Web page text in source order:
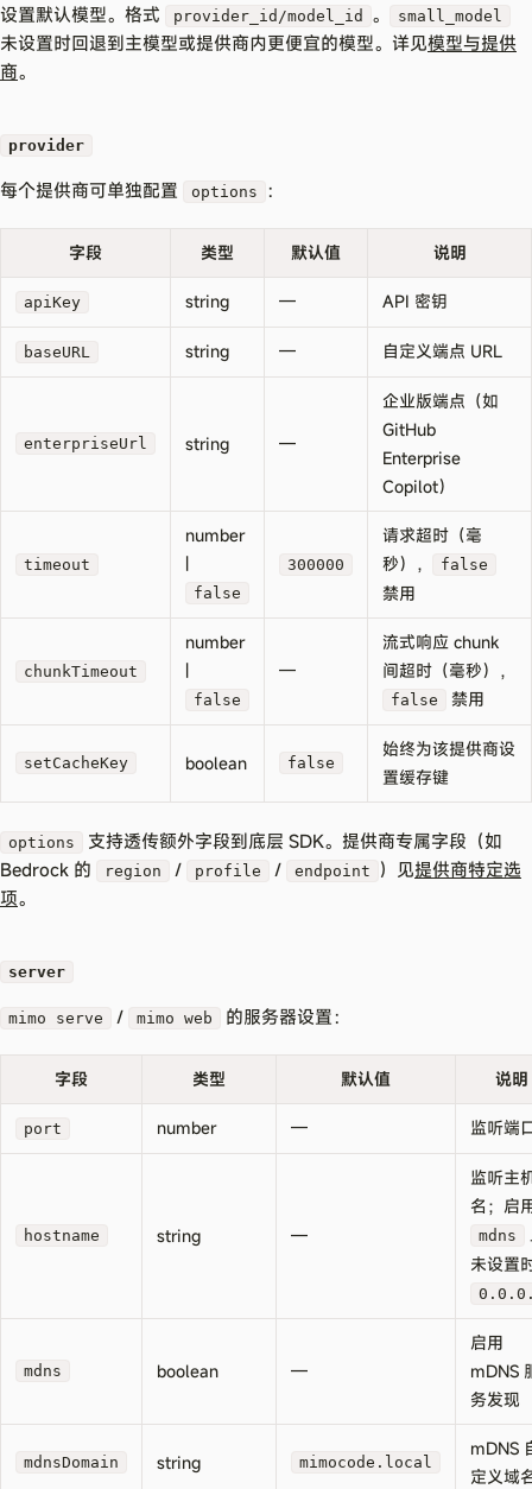
设置默认模型。格式 provider_id/model_id 。 small_model
未设置时回退到主模型或提供商内更便宜的模型。详见模型与提供
商。
provider
每个提供商可单独配置 options ：
字段 类型 默认值 说明
apiKey string — API 密钥
baseURL string — 自定义端点 URL
enterpriseUrl string —
企业版端点（如
GitHub
Enterprise
Copilot）
timeout
number
|
false
300000
请求超时（毫
秒），
false
禁用
chunkTimeout
number
|
false
—
流式响应 chunk
间超时（毫秒），
false 禁用
setCacheKey boolean false
始终为该提供商设
置缓存键
options
支持透传额外字段到底层 SDK。提供商专属字段（如
Bedrock 的
region / profile / endpoint ）见提供商特定选
项。
server
mimo serve / mimo web 的服务器设置：
字段 类型 默认值 说明
port number — 监听端
hostname string —
监听主
名；启
mdns
未设置
mdns boolean —
启用
mDNS
务发现
mdnsDomain string mimocode.local
mDNS
定义域